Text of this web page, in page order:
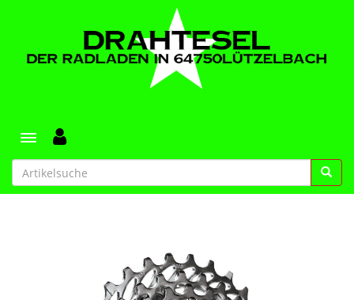
Toggle navigation